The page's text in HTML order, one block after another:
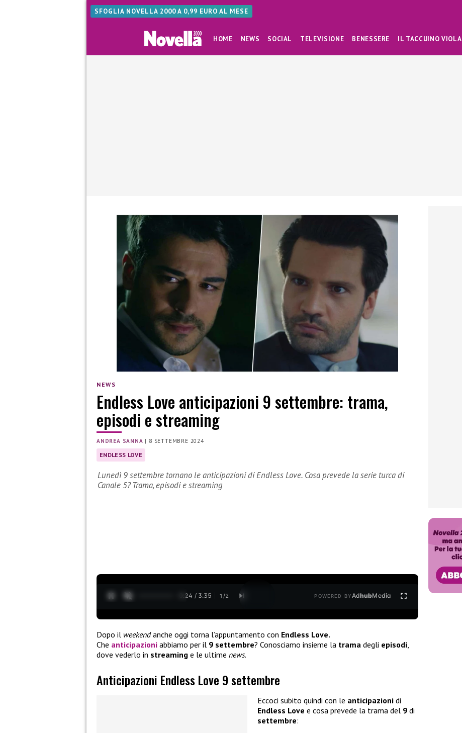
SFOGLIA NOVELLA 2000 A 0,99 EURO AL MESE
HOME NEWS SOCIAL TELEVISIONE BENESSERE IL TACCUINO VIOLA
NEWS
Endless Love anticipazioni 9 settembre: trama,
episodi e streaming
ANDREA SANNA | 8 SETTEMBRE 2024
ENDLESS LOVE
Lunedì 9 settembre tornano le anticipazioni di Endless Love. Cosa prevede la serie turca di
Canale 5? Trama, episodi e streaming
0:25 / 3:35 1 /2 POWERED BYAdhubMedia
Dopo il weekendanche oggi torna l’appuntamento con Endless Love.
Che anticipazioni abbiamo per il 9 settembre? Conosciamo insieme la trama degli episodi
dove vederlo in streaming e le ultime news.
Anticipazioni Endless Love 9 settembre
Eccoci subito quindi con le anticipazioni di
Endless Love e cosa prevede la trama del 9 di
settembre: